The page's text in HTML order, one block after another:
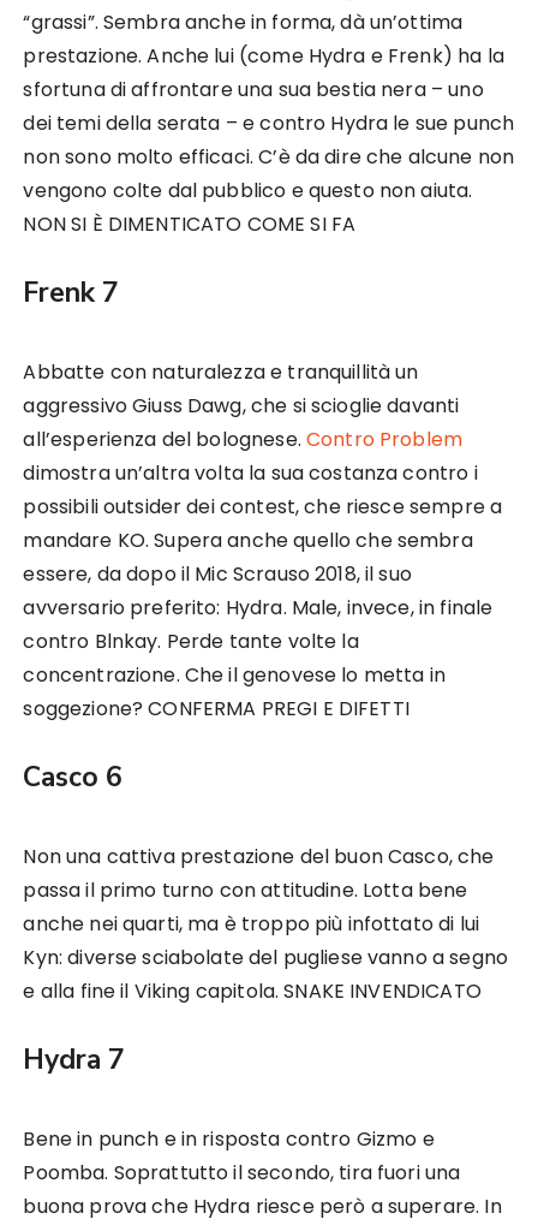
“grassi”. Sembra anche in forma, dà un’ottima
prestazione. Anche lui (come Hydra e Frenk) ha la
sfortuna di affrontare una sua bestia nera – uno
dei temi della serata – e contro Hydra le sue punch
non sono molto efficaci. C’è da dire che alcune non
vengono colte dal pubblico e questo non aiuta.
NON SI È DIMENTICATO COME SI FA
Frenk 7
Abbatte con naturalezza e tranquillità un
aggressivo Giuss Dawg, che si scioglie davanti
all’esperienza del bolognese. Contro Problem
dimostra un’altra volta la sua costanza contro i
possibili outsider dei contest, che riesce sempre a
mandare KO. Supera anche quello che sembra
essere, da dopo il Mic Scrauso 2018, il suo
avversario preferito: Hydra. Male, invece, in finale
contro Blnkay. Perde tante volte la
concentrazione. Che il genovese lo metta in
soggezione? CONFERMA PREGI E DIFETTI
Casco 6
Non una cattiva prestazione del buon Casco, che
passa il primo turno con attitudine. Lotta bene
anche nei quarti, ma è troppo più infottato di lui
Kyn: diverse sciabolate del pugliese vanno a segno
e alla fine il Viking capitola. SNAKE INVENDICATO
Hydra 7
Bene in punch e in risposta contro Gizmo e
Poomba. Soprattutto il secondo, tira fuori una
buona prova che Hydra riesce però a superare. In